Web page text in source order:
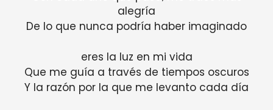
alegría
De lo que nunca podría haber imaginado
eres la luz en mi vida
Que me guía a través de tiempos oscuros
Y la razón por la que me levanto cada día